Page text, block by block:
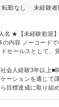
転勤なし
未経験者
服装自由
セールスとして、
だきます。マーケ
る商談機会の最大
・メールによるア
会人経験3年以上
ーションを通じて
に取り組める方 【歓迎】